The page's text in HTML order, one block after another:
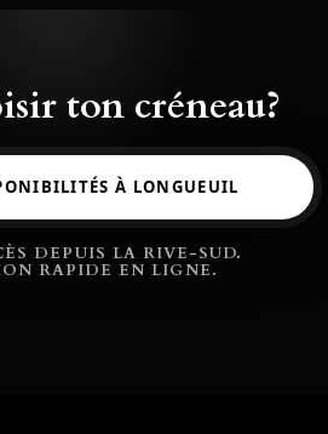
ton créneau?
À LONGUEUIL
DEPUIS LA RIVE-SUD.
RAPIDE EN LIGNE.